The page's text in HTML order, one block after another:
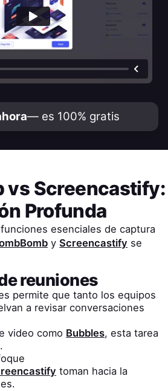
— es 100% gratis
vs Screencastify:
Profunda
esenciales de captura
yScreencastify se
reuniones
permite que tanto los equipos
a revisar conversaciones
video como Bubbles, esta tarea
toman hacia la